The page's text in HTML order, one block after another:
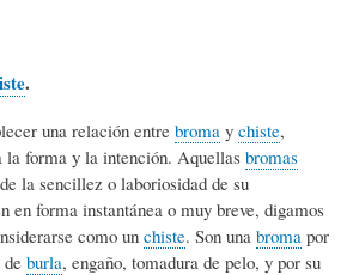
.
una relación entre broma y chiste,
la forma y la intención. Aquellas bromas
la sencillez o laboriosidad de su
en forma instantánea o muy breve, digamos
como un chiste. Son una broma por
burla, engaño, tomadura de pelo, y por su